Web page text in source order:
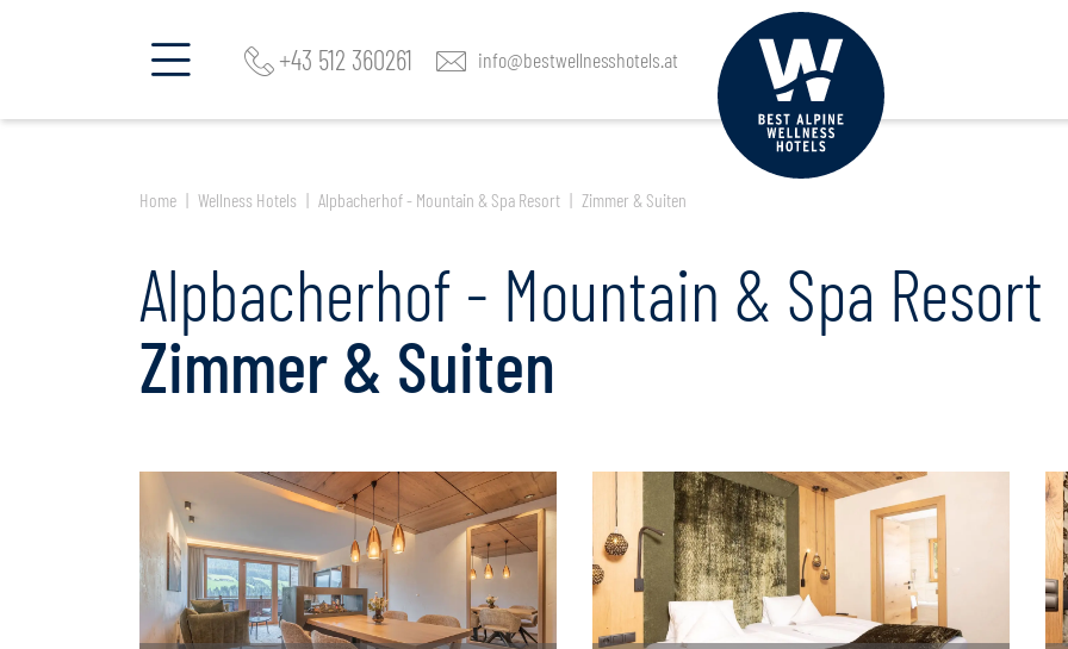
+43 512 360261 info@bestwellnesshotels.at
suchen & buchen
Home Wellness Hotels Alpbacherhof - Mountain & Spa Resort Zimmer & Suiten
Alpbacherhof - Mountain & Spa Resort
Zimmer & Suiten